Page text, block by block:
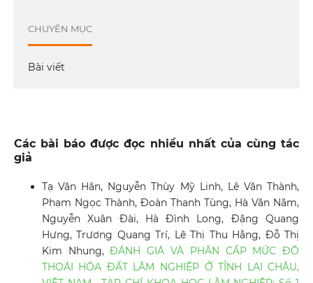
CHUYÊN MỤC
Bài viết
Các bài báo được đọc nhiều nhất của cùng tác
giả
Tạ Văn Hân, Nguyễn Thùy Mỹ Linh, Lê Văn Thành,
Phạm Ngọc Thành, Đoàn Thanh Tùng, Hà Văn Năm,
Nguyễn Xuân Đài, Hà Đình Long, Đặng Quang
Hưng, Trương Quang Trí, Lê Thị Thu Hằng, Đỗ Thị
Kim Nhung,ĐÁNH GIÁ VÀ PHÂN CẤP MỨC ĐỘ
THOÁI HÓA ĐẤT LÂM NGHIỆP Ở TỈNH LAI CHÂU,